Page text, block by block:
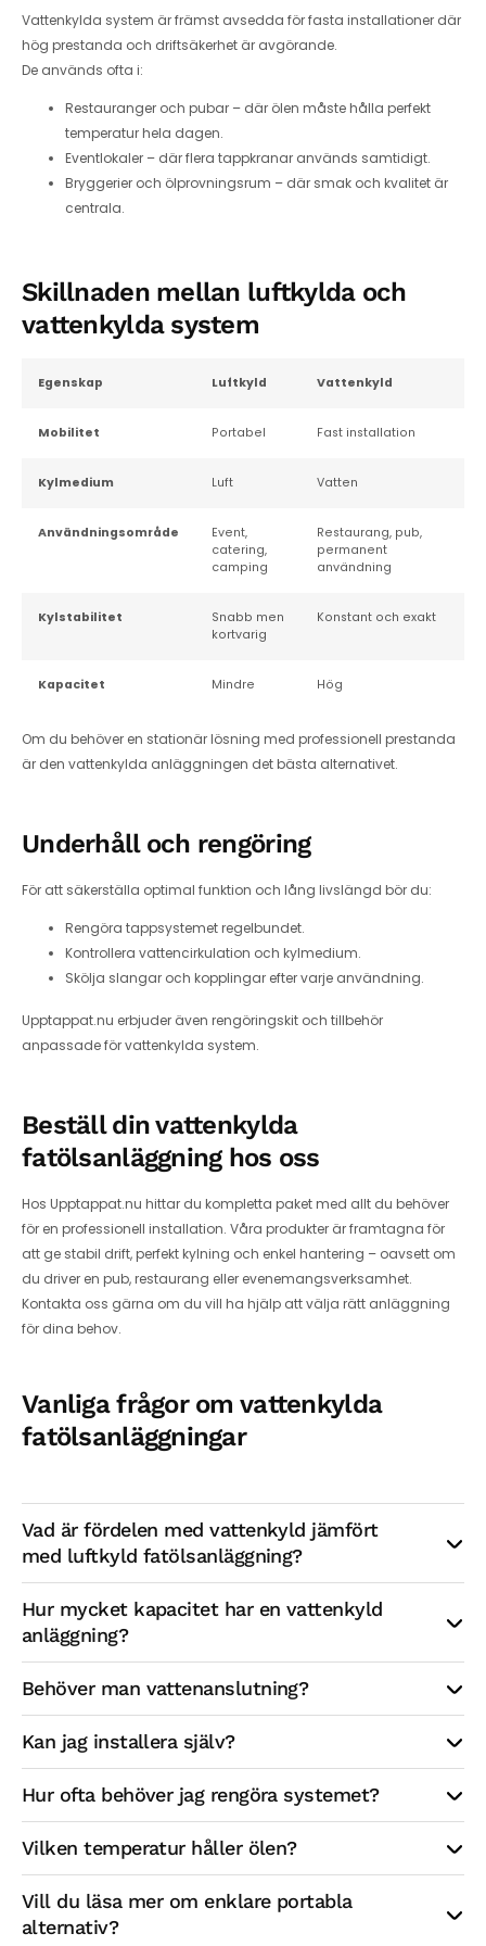
Vattenkylda system är främst avsedda för fasta installationer där
hög prestanda och driftsäkerhet är avgörande.
De används ofta i:
Restauranger och pubar – där ölen måste hålla perfekt
temperatur hela dagen.
Eventlokaler – där flera tappkranar används samtidigt.
Bryggerier och ölprovningsrum – där smak och kvalitet är
centrala.
Skillnaden mellan luftkylda och
vattenkylda system
Egenskap Luftkyld Vattenkyld
Mobilitet Portabel Fast installation
Kylmedium Luft Vatten
Användningsområde
Event,
catering,
camping
Restaurang, pub,
permanent
användning
Kylstabilitet
Snabb men
kortvarig
Konstant och exakt
Kapacitet Mindre Hög
Om du behöver en stationär lösning med professionell prestanda
är den vattenkylda anläggningen det bästa alternativet.
Underhåll och rengöring
För att säkerställa optimal funktion och lång livslängd bör du:
Rengöra tappsystemet regelbundet.
Kontrollera vattencirkulation och kylmedium.
Skölja slangar och kopplingar efter varje användning.
Upptappat.nu erbjuder även rengöringskit och tillbehör
anpassade för vattenkylda system.
Beställ din vattenkylda
fatölsanläggning hos oss
Hos Upptappat.nu hittar du kompletta paket med allt du behöver
för en professionell installation. Våra produkter är framtagna för
att ge stabil drift, perfekt kylning och enkel hantering – oavsett om
du driver en pub, restaurang eller evenemangsverksamhet.
Kontakta oss gärna om du vill ha hjälp att välja rätt anläggning
för dina behov.
Vanliga frågor om vattenkylda
fatölsanläggningar
Vad är fördelen med vattenkyld jämfört
med luftkyld fatölsanläggning?
Hur mycket kapacitet har en vattenkyld
anläggning?
Behöver man vattenanslutning?
Kan jag installera själv?
Hur ofta behöver jag rengöra systemet?
Vilken temperatur håller ölen?
Vill du läsa mer om enklare portabla
alternativ?